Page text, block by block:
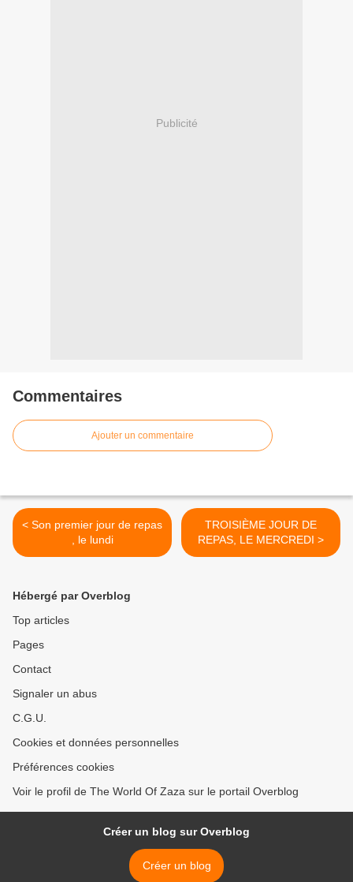
Publicité
Commentaires
Ajouter un commentaire
< Son premier jour de repas
, le lundi
TROISIÈME JOUR DE
REPAS, LE MERCREDI >
Hébergé par Overblog
Top articles
Pages
Contact
Signaler un abus
C.G.U.
Cookies et données personnelles
Préférences cookies
Voir le profil de The World Of Zaza sur le portail Overblog
Créer un blog sur Overblog
Créer un blog